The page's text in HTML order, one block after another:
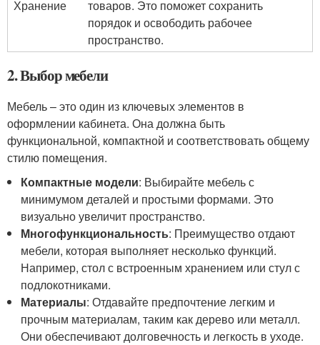
Хранение
товаров. Это поможет сохранить
порядок и освободить рабочее
пространство.
2. Выбор мебели
Мебель – это один из ключевых элементов в
оформлении кабинета. Она должна быть
функциональной, компактной и соответствовать общему
стилю помещения.
Компактные модели: Выбирайте мебель с
минимумом деталей и простыми формами. Это
визуально увеличит пространство.
Многофункциональность: Преимущество отдают
мебели, которая выполняет несколько функций.
Например, стол с встроенным хранением или стул с
подлокотниками.
Материалы: Отдавайте предпочтение легким и
прочным материалам, таким как дерево или металл.
Они обеспечивают долговечность и легкость в уходе.